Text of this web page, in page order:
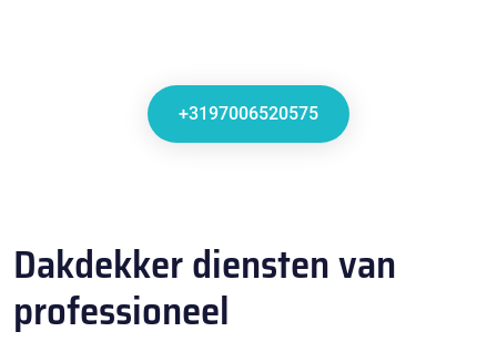
+3197006520575
Dakdekker diensten van
professioneel